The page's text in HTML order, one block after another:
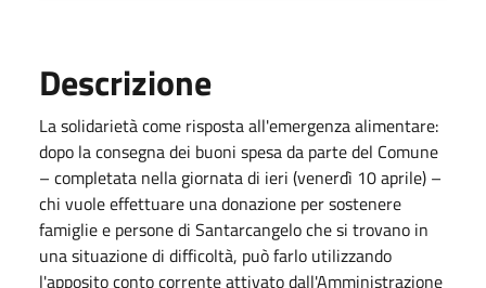
Descrizione
La solidarietà come risposta all'emergenza alimentare:
dopo la consegna dei buoni spesa da parte del Comune
– completata nella giornata di ieri (venerdì 10 aprile) –
chi vuole effettuare una donazione per sostenere
famiglie e persone di Santarcangelo che si trovano in
una situazione di difficoltà, può farlo utilizzando
l'apposito conto corrente attivato dall'Amministrazione